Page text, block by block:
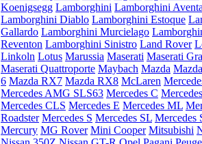
Koenigsegg Lamborghini Lamborghini
Lamborghini Diablo Lamborghini Estoque
Gallardo Lamborghini Murcielago
Reventon Lamborghini Sinistro Land Rover
Linkoln Lotus Marussia Maserati Maserati
Maserati Quattroporte Maybach Mazda
6 Mazda RX7 Mazda RX8 McLaren
Mercedes AMG SLS63 Mercedes C
Mercedes CLS Mercedes E Mercedes ML
Roadster Mercedes S Mercedes SL Mercedes
Mercury MG Rover Mini Cooper Mitsubishi